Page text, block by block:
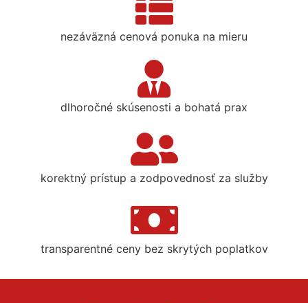
nezáväzná cenová ponuka na mieru
dlhoročné skúsenosti a bohatá prax
korektný prístup a zodpovednosť za služby
transparentné ceny bez skrytých poplatkov